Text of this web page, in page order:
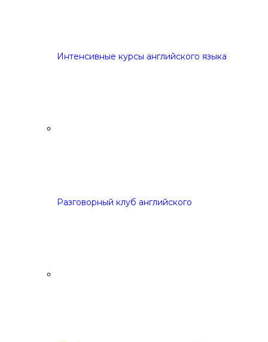
Интенсивные курсы английского языка
Разговорный клуб английского